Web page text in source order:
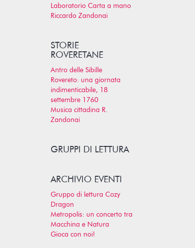
Laboratorio Carta a mano
Riccardo Zandonai
STORIE
ROVERETANE
Antro delle Sibille
Rovereto: una giornata
indimenticabile, 18
settembre 1760
Musica cittadina R.
Zandonai
GRUPPI DI LETTURA
ARCHIVIO EVENTI
Gruppo di lettura Cozy
Dragon
Metropolis: un concerto tra
Macchina e Natura
Gioca con noi!